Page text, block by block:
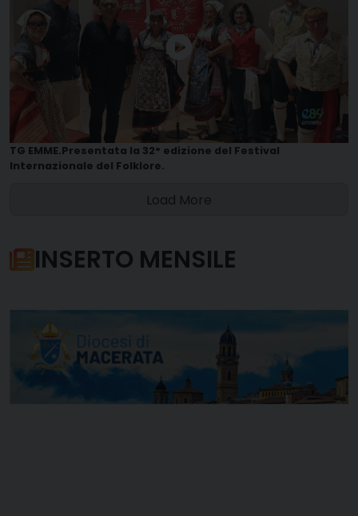
TG EMME.Presentata la 32° edizione del Festival
Internazionale del Folklore.
Load More
INSERTO MENSILE